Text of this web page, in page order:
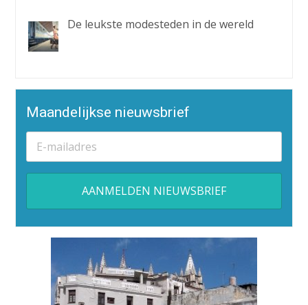
De leukste modesteden in de wereld
Maandelijkse nieuwsbrief
Alternative: